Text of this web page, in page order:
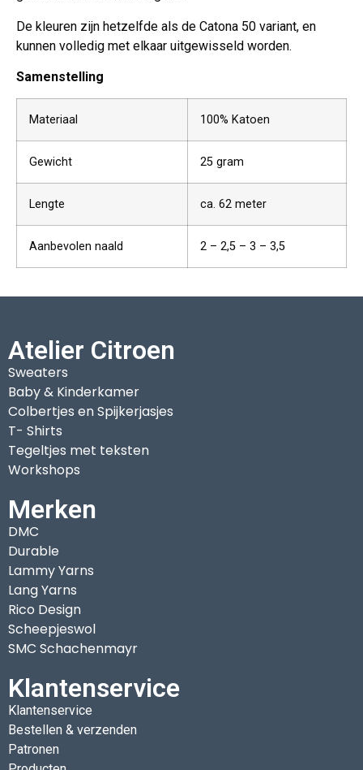
De kleuren zijn hetzelfde als de Catona 50 variant, en
kunnen volledig met elkaar uitgewisseld worden.
Samenstelling
Materiaal 100% Katoen
Gewicht 25 gram
Lengte ca. 62 meter
Aanbevolen naald 2 – 2,5 – 3 – 3,5
Atelier Citroen
Sweaters
Baby & Kinderkamer
Colbertjes en Spijkerjasjes
T- Shirts
Tegeltjes met teksten
Workshops
Merken
DMC
Durable
Lammy Yarns
Lang Yarns
Rico Design
Scheepjeswol
SMC Schachenmayr
Klantenservice
Klantenservice
Bestellen & verzenden
Patronen